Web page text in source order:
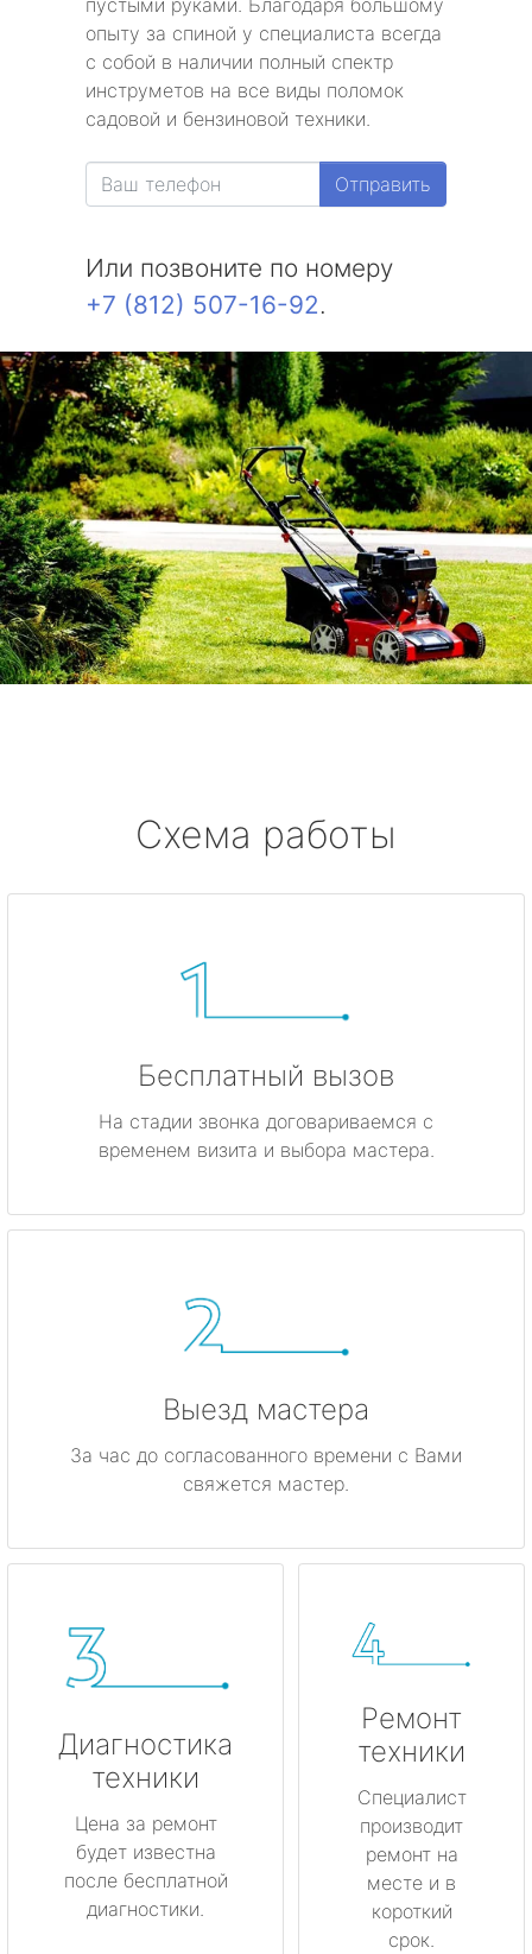
пустыми руками. Благодаря большому
опыту за спиной у специалиста всегда
с собой в наличии полный спектр
инструметов на все виды поломок
садовой и бензиновой техники.
Отправить
Или позвоните по номеру
+7 (812) 507-16-92.
Схема работы
Бесплатный вызов
На стадии звонка договариваемся с
временем визита и выбора мастера.
Выезд мастера
За час до согласованного времени с Вами
свяжется мастер.
Диагностика
техники
Цена за ремонт
будет известна
после бесплатной
диагностики.
Ремонт
техники
Специалист
производит
ремонт на
месте и в
короткий
срок.